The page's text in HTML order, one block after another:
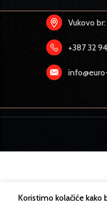
Vukovo
+387 32
Koristimo kolačiće kako